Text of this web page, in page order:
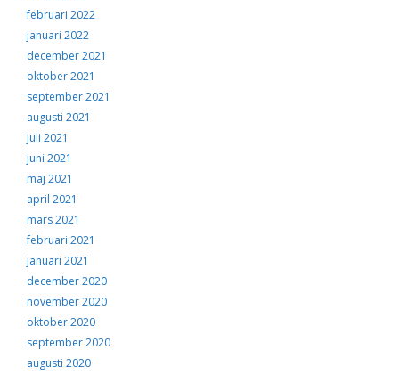
februari 2022
januari 2022
december 2021
oktober 2021
september 2021
augusti 2021
juli 2021
juni 2021
maj 2021
april 2021
mars 2021
februari 2021
januari 2021
december 2020
november 2020
oktober 2020
september 2020
augusti 2020